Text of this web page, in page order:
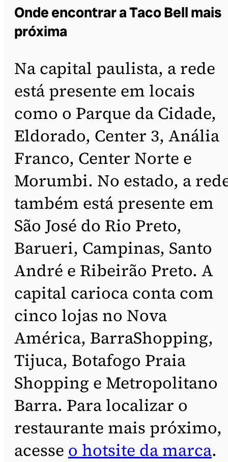
Onde encontrar a Taco Bell mais
próxima
Na capital paulista, a rede
está presente em locais
como o Parque da Cidade,
Eldorado, Center 3, Anália
Franco, Center Norte e
Morumbi. No estado, a
também está presente em
São José do Rio Preto,
Barueri, Campinas, Santo
André e Ribeirão Preto. A
capital carioca conta com
cinco lojas no Nova
América, BarraShopping,
Tijuca, Botafogo Praia
Shopping e Metropolitano
Barra. Para localizar o
restaurante mais próximo,
acesse o hotsite da marca.